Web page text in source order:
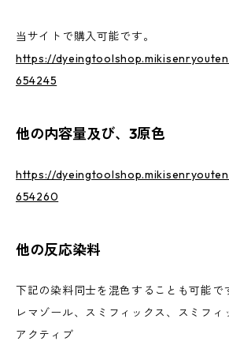
当サイトで購入可能です。
https://
654245
他の内容量及び、3原色
https://
654260
他の反応染料
下記の染料同士を混色することも可能で
レマゾール、スミフィックス、スミフィ
アクティブ